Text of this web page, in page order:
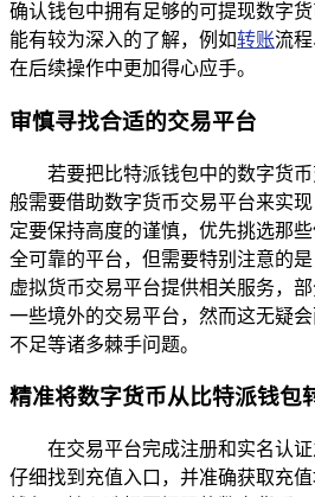
确认钱包中拥有足够的可提现数字
能有较为深入的了解，例如转账流
在后续操作中更加得心应手。
审慎寻找合适的交易平台
若要把比特派钱包中的数字货
般需要借助数字货币交易平台来实
定要保持高度的谨慎，优先挑选那
全可靠的平台，但需要特别注意的
虚拟货币交易平台提供相关服务，
一些境外的交易平台，然而这无疑
不足等诸多棘手问题。
精准将数字货币从比特派钱包
在交易平台完成注册和实名认
仔细找到充值入口，并准确获取充